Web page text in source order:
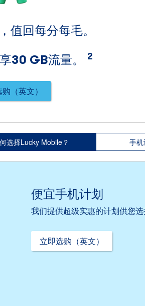
值回每分每毛。
30 GB流量。 2
（英文）
选择Lucky Mobile？ 手
便宜手机计划
我们提供超级实惠的计划供您选
立即选购（英文）